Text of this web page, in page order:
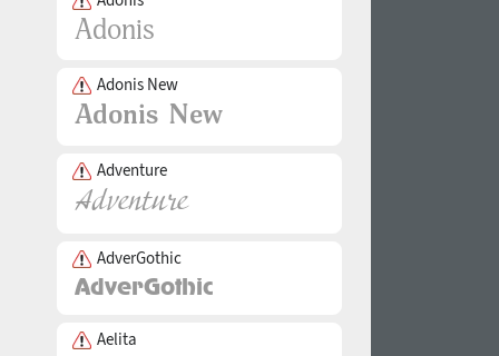
Adonis New
Adventure
AdverGothic
Aelita